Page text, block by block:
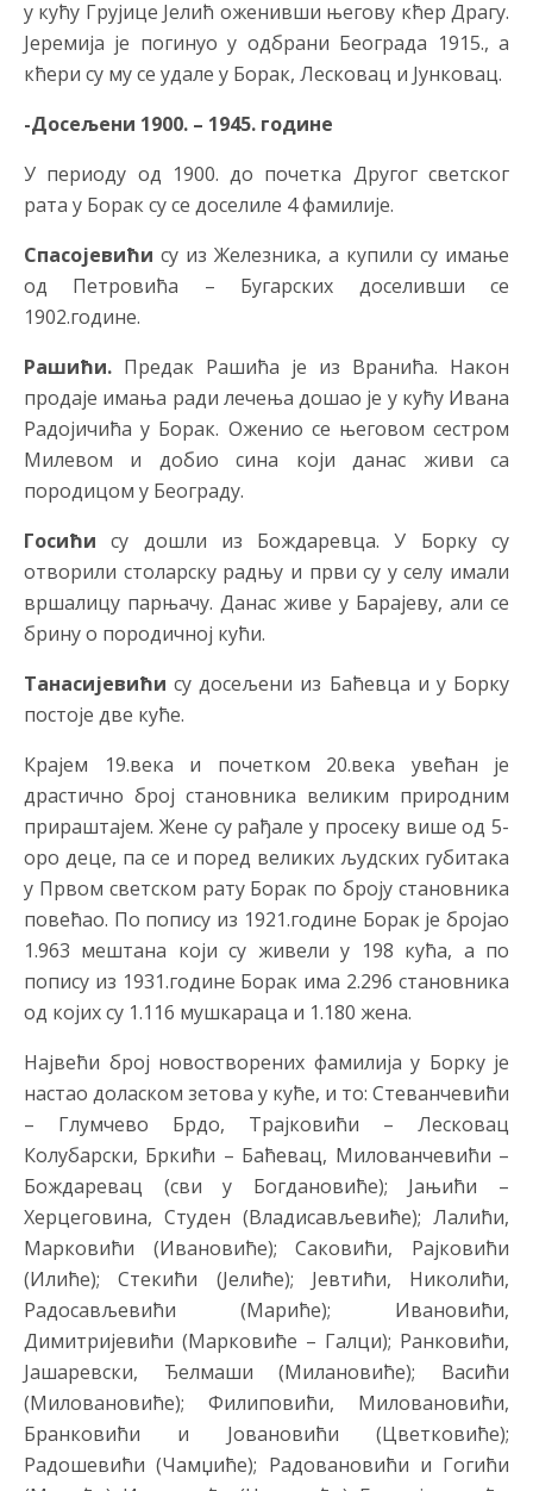
у кућу Грујице Јелић оженивши његову кћер Драгу.
Јеремија је погинуо у одбрани Београда 1915., а
кћери су му се удале у Борак, Лесковац и Јунковац.
-Досељени 1900. – 1945. године
У периоду од 1900. до почетка Другог светског
рата у Борак су се доселиле 4 фамилије.
Спасојевићи су из Железника, а купили су имање
од Петровића – Бугарских доселивши се
1902.године.
Рашићи. Предак Рашића је из Вранића. Након
продаје имања ради лечења дошао је у кућу Ивана
Радојичића у Борак. Оженио се његовом сестром
Милевом и добио сина који данас живи са
породицом у Београду.
Госићи су дошли из Бождаревца. У Борку су
отворили столарску радњу и први су у селу имали
вршалицу парњачу. Данас живе у Барајеву, али се
брину о породичној кући.
Танасијевићи су досељени из Баћевца и у Борку
постоје две куће.
Крајем 19.века и почетком 20.века увећан је
драстично број становника великим природним
прираштајем. Жене су рађале у просеку више од 5-
оро деце, па се и поред великих људских губитака
у Првом светском рату Борак по броју становника
повећао. По попису из 1921.године Борак је бројао
1.963 мештана који су живели у 198 кућа, а по
попису из 1931.године Борак има 2.296 становника
од којих су 1.116 мушкараца и 1.180 жена.
Највећи број новостворених фамилија у Борку је
настао доласком зетова у куће, и то: Стеванчевићи
– Глумчево Брдо, Трајковићи – Лесковац
Колубарски, Бркићи – Баћевац, Милованчевићи –
Бождаревац (сви у Богдановиће); Јањићи –
Херцеговина, Студен (Владисављевиће); Лалићи,
Марковићи (Ивановиће); Саковићи, Рајковићи
(Илиће); Стекићи (Јелиће); Јевтићи, Николићи,
Радосављевићи (Мариће); Ивановићи,
Димитријевићи (Марковиће – Галци); Ранковићи,
Јашаревски, Ђелмаши (Милановиће); Васићи
(Миловановиће); Филиповићи, Миловановићи,
Бранковићи и Јовановићи (Цветковиће);
Радошевићи (Чамџиће); Радовановићи и Гогићи